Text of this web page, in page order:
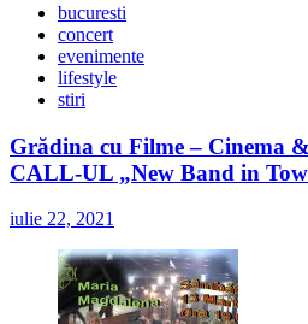
bucuresti
concert
evenimente
lifestyle
stiri
Grădina cu Filme – Cinema
CALL-UL „New Band in
iulie 22, 2021